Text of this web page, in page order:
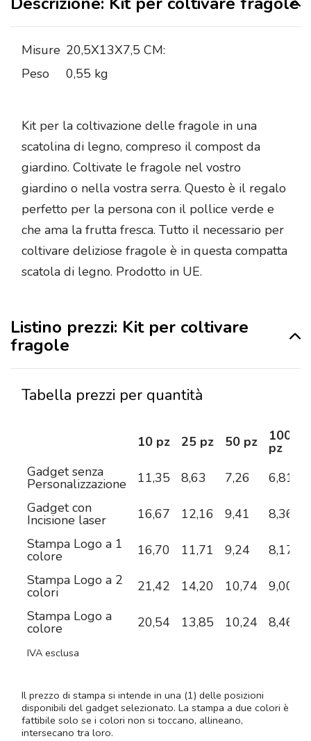
Misure 20,5X13X7,5 CM:
Peso
0,55 kg
Kit per la coltivazione delle fragole in una
scatolina di legno, compreso il compost da
giardino. Coltivate le fragole nel vostro
giardino o nella vostra serra. Questo è il regalo
perfetto per la persona con il pollice verde e
che ama la frutta fresca. Tutto il necessario per
coltivare deliziose fragole è in questa compatta
scatola di legno. Prodotto in UE.
Listino prezzi: Kit per coltivare
fragole
Tabella prezzi per quantità
10 pz 25 pz 50 pz 100
pz
Gadget senza
Personalizzazione 11,35 8,63 7,26 6,81
Gadget con
Incisione laser 16,67 12,16 9,41 8,36
Stampa Logo a 1
colore 16,70 11,71 9,24 8,17
Stampa Logo a 2
colori 21,42 14,20 10,74 9,00
Stampa Logo a
colore 20,54 13,85 10,24 8,46
IVA esclusa
Il prezzo di stampa si intende in una (1) delle posizioni
disponibili del gadget selezionato. La stampa a due colori è
fattibile solo se i colori non si toccano, allineano,
intersecano tra loro.